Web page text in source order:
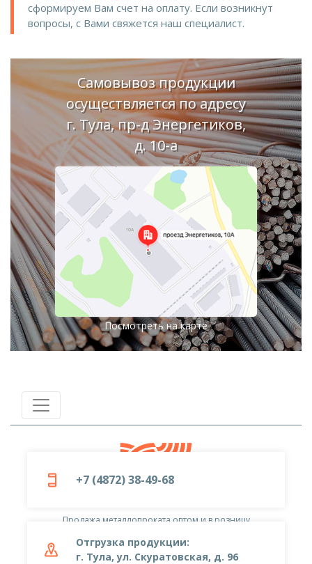
сформируем Вам счет на оплату. Если возникнут
вопросы, с Вами свяжется наш специалист.
Самовывоз продукции
осуществляется по адресу
г. Тула, пр-д Энергетиков,
д. 10-а
Посмотреть на карте
+7 (4872) 38-49-68
Отгрузка продукции:
г. Тула, ул. Скуратовская, д. 96
Продажа металлопроката оптом и в розницу